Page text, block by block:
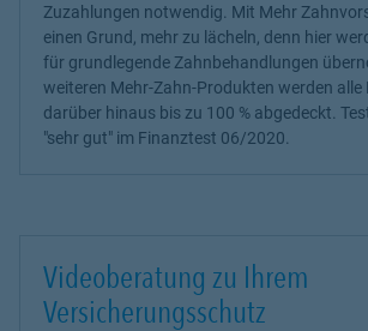
Zuzahlungen notwendig. Mit Mehr
einen Grund, mehr zu lächeln, denn hier
für grundlegende Zahnbehandlungen
weiteren Mehr-Zahn-Produkten werden alle
darüber hinaus bis zu 100 % abgedeckt.
"sehr gut" im Finanztest 06/2020.
Videoberatung zu Ihrem
Versicherungsschutz